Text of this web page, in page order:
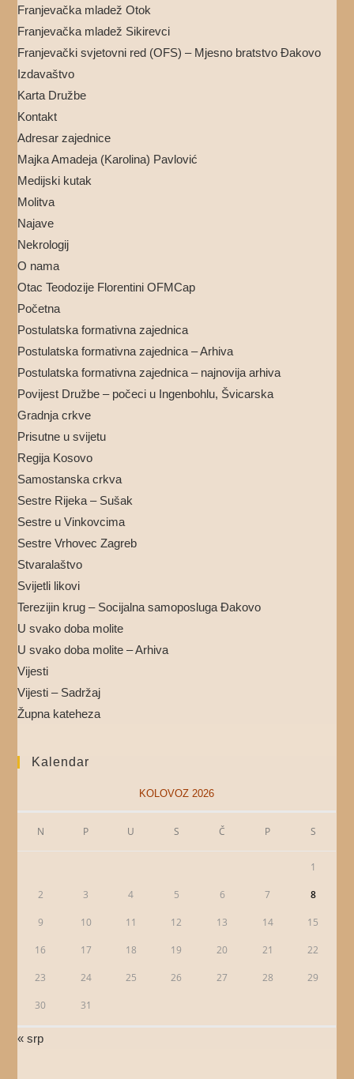
Franjevačka mladež Otok
Franjevačka mladež Sikirevci
Franjevački svjetovni red (OFS) – Mjesno bratstvo Đakovo
Izdavaštvo
Karta Družbe
Kontakt
Adresar zajednice
Majka Amadeja (Karolina) Pavlović
Medijski kutak
Molitva
Najave
Nekrologij
O nama
Otac Teodozije Florentini OFMCap
Početna
Postulatska formativna zajednica
Postulatska formativna zajednica – Arhiva
Postulatska formativna zajednica – najnovija arhiva
Povijest Družbe – počeci u Ingenbohlu, Švicarska
Gradnja crkve
Prisutne u svijetu
Regija Kosovo
Samostanska crkva
Sestre Rijeka – Sušak
Sestre u Vinkovcima
Sestre Vrhovec Zagreb
Stvaralaštvo
Svijetli likovi
Terezijin krug – Socijalna samoposluga Đakovo
U svako doba molite
U svako doba molite – Arhiva
Vijesti
Vijesti – Sadržaj
Župna kateheza
Kalendar
KOLOVOZ 2026
N P U S Č P S
1
2 3 4 5 6 7 8
9 10 11 12 13 14 15
16 17 18 19 20 21 22
23 24 25 26 27 28 29
30 31
« srp